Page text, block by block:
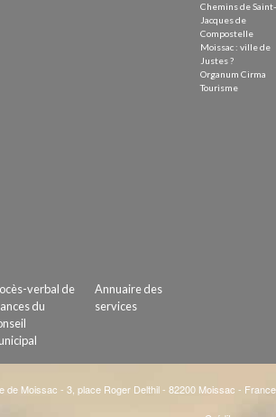
Chemins de Saint-
Jacques de
Compostelle
Moissac : ville de
Justes ?
Organum Cirma
Tourisme
verbal de
du
Annuaire des
services
de Moissac - 3, place Roger Delthil - 82200 Moissac -